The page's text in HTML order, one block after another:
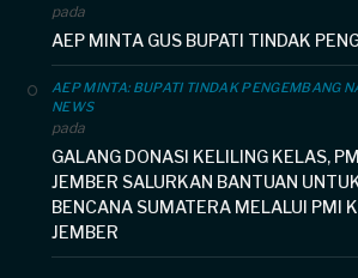
pada
AEP MINTA GUS BUPATI TINDAK
AEP MINTA: BUPATI TINDAK PENGEMBANG
NEWS
pada
GALANG DONASI KELILING KELAS,
JEMBER SALURKAN BANTUAN
BENCANA SUMATERA MELALUI PMI
JEMBER